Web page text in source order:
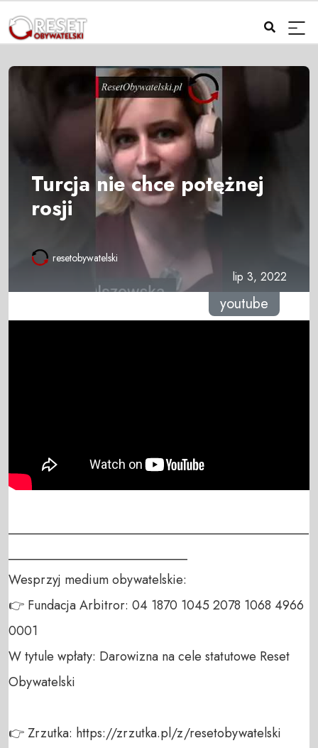
Turcja nie chce potężnej
rosji
resetobywatelski
lip 3, 2022
youtube
_______________________________________________
____________________________
Wesprzyj medium obywatelskie:
👉 Fundacja Arbitror: 04 1870 1045 2078 1068 4966
0001
W tytule wpłaty: Darowizna na cele statutowe Reset
Obywatelski
👉 Zrzutka: https://zrzutka.pl/z/resetobywatelski